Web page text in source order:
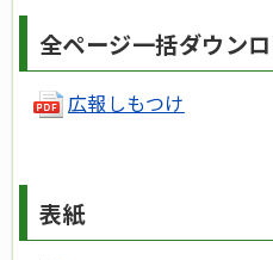
全ページ一括ダウン
広報しもつけ
表紙